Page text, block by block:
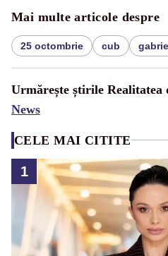
Mai multe articole despre
25 octombrie cub
Urmărește știrile Realitatea
News
CELE MAI CITITE
1